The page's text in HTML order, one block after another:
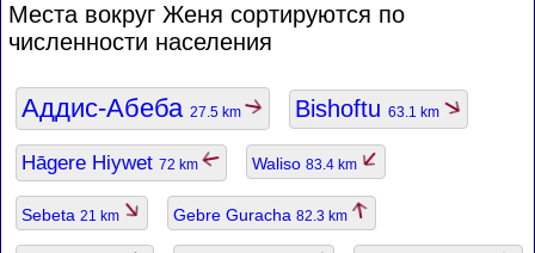
Места вокруг Женя сортируются по
численности населения
Аддис-Абеба 27.5 km Bishoftu 63.1 km
Hāgere Hiywet 72 km Waliso 83.4 km
Sebeta 21 km Gebre Guracha 82.3 km